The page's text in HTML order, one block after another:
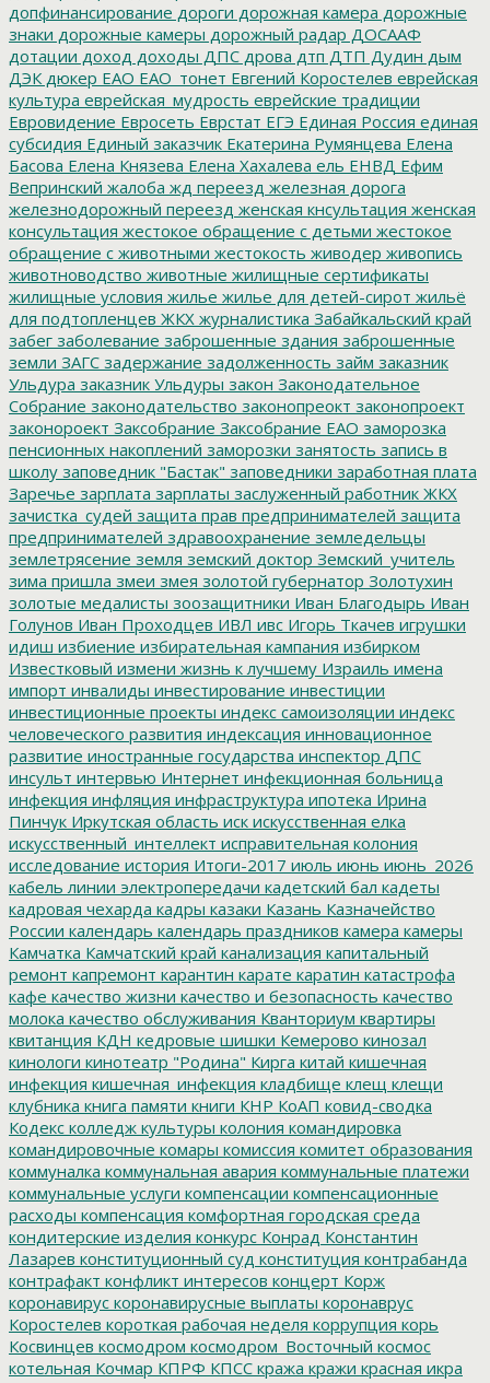
допфинансирование дороги дорожная камера дорожные
знаки дорожные камеры дорожный радар ДОСААФ
дотации доход доходы ДПС дрова дтп ДТП Дудин дым
ДЭК дюкер ЕАО ЕАО_тонет Евгений Коростелев еврейская
культура еврейская_мудрость еврейские традиции
Евровидение Евросеть Еврстат ЕГЭ Единая Россия единая
субсидия Единый заказчик Екатерина Румянцева Елена
Басова Елена Князева Елена Хахалева ель ЕНВД Ефим
Вепринский жалоба жд переезд железная дорога
железнодорожный переезд женская кнсультация женская
консультация жестокое обращение с детьми жестокое
обращение с животными жестокость живодер живопись
животноводство животные жилищные сертификаты
жилищные условия жилье жилье для детей-сирот жильё
для подтопленцев ЖКХ журналистика Забайкальский край
забег заболевание заброшенные здания заброшенные
земли ЗАГС задержание задолженность займ заказник
Ульдура заказник Ульдуры закон Законодательное
Собрание законодательство законопреокт законопроект
законороект Заксобрание Заксобрание ЕАО заморозка
пенсионных накоплений заморозки занятость запись в
школу заповедник "Бастак" заповедники заработная плата
Заречье зарплата зарплаты заслуженный работник ЖКХ
зачистка_судей защита прав предпринимателей защита
предпринимателей здравоохранение земледельцы
землетрясение земля земский доктор Земский_учитель
зима пришла змеи змея золотой губернатор Золотухин
золотые медалисты зоозащитники Иван Благодырь Иван
Голунов Иван Проходцев ИВЛ ивс Игорь Ткачев игрушки
идиш избиение избирательная кампания избирком
Известковый измени жизнь к лучшему Израиль имена
импорт инвалиды инвестирование инвестиции
инвестиционные проекты индекс самоизоляции индекс
человеческого развития индексация инновационное
развитие иностранные государства инспектор ДПС
инсульт интервью Интернет инфекционная больница
инфекция инфляция инфраструктура ипотека Ирина
Пинчук Иркутская область иск искусственная елка
искусственный_интеллект исправительная колония
исследование история Итоги-2017 июль июнь июнь_2026
кабель линии электропередачи кадетский бал кадеты
кадровая чехарда кадры казаки Казань Казначейство
России календарь календарь праздников камера камеры
Камчатка Камчатский край канализация капитальный
ремонт капремонт карантин карате каратин катастрофа
кафе качество жизни качество и безопасность качество
молока качество обслуживания Кванториум квартиры
квитанция КДН кедровые шишки Кемерово кинозал
кинологи кинотеатр "Родина" Кирга китай кишечная
инфекция кишечная_инфекция кладбище клещ клещи
клубника книга памяти книги КНР КоАП ковид-сводка
Кодекс колледж культуры колония командировка
командировочные комары комиссия комитет образования
коммуналка коммунальная авария коммунальные платежи
коммунальные услуги компенсации компенсационные
расходы компенсация комфортная городская среда
кондитерские изделия конкурс Конрад Константин
Лазарев конституционный суд конституция контрабанда
контрафакт конфликт интересов концерт Корж
коронавирус коронавирусные выплаты коронаврус
Коростелев короткая рабочая неделя коррупция корь
Косвинцев космодром космодром_Восточный космос
котельная Кочмар КПРФ КПСС кража кражи красная икра